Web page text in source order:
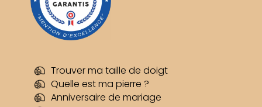
Trouver ma taille de doigt
Quelle est ma pierre ?
Anniversaire de mariage